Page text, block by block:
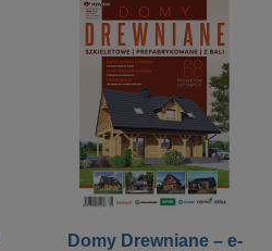
Domy Drewniane – e-